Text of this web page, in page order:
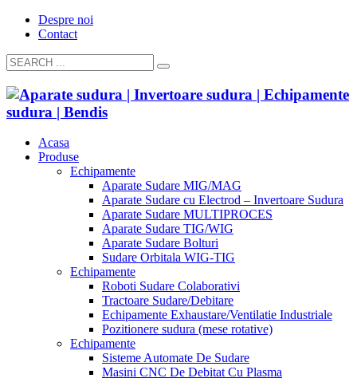
Despre noi
Contact
Acasa
Produse
Echipamente
Aparate Sudare MIG/MAG
Aparate Sudare cu Electrod – Invertoare Sudura
Aparate Sudare MULTIPROCES
Aparate Sudare TIG/WIG
Aparate Sudare Bolturi
Sudare Orbitala WIG-TIG
Echipamente
Roboti Sudare Colaborativi
Tractoare Sudare/Debitare
Echipamente Exhaustare/Ventilatie Industriale
Pozitionere sudura (mese rotative)
Echipamente
Sisteme Automate De Sudare
Masini CNC De Debitat Cu Plasma